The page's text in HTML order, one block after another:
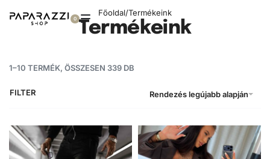
0
Főoldal/Termékeink
Termékeink
1–10 TERMÉK, ÖSSZESEN 339 DB
Rendezés legújabb alapján
FILTER